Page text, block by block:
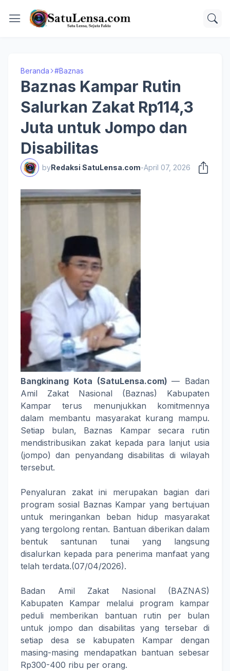
Beranda #Baznas
Baznas Kampar Rutin
Salurkan Zakat Rp114,3
Juta untuk Jompo dan
Disabilitas
byRedaksi SatuLensa.com-April 07, 2026
Bangkinang Kota (SatuLensa.com)— Badan
Amil Zakat Nasional (Baznas) Kabupaten
Kampar terus menunjukkan komitmennya
dalam membantu masyarakat kurang mampu.
Setiap bulan, Baznas Kampar secara rutin
mendistribusikan zakat kepada para lanjut usia
(jompo) dan penyandang disabilitas di wilayah
tersebut.
Penyaluran zakat ini merupakan bagian dari
program sosial Baznas Kampar yang bertujuan
untuk meringankan beban hidup masyarakat
yang tergolong rentan. Bantuan diberikan dalam
bentuk santunan tunai yang langsung
disalurkan kepada para penerima manfaat yang
telah terdata.(07/04/2026).
Badan Amil Zakat Nasional (BAZNAS)
Kabupaten Kampar melalui program kampar
peduli memberikan bantuan rutin per bulan
untuk jompo dan disabilitas yang tersebar di
setiap desa se kabupaten Kampar dengan
masing-masing mendapatkan bantuan sebesar
Rp300-400 ribu per orang.